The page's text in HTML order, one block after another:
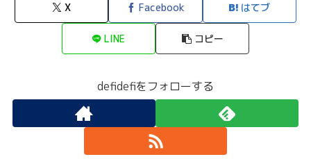
X Facebook はてブ
LINE コピー
defidefiをフォローする